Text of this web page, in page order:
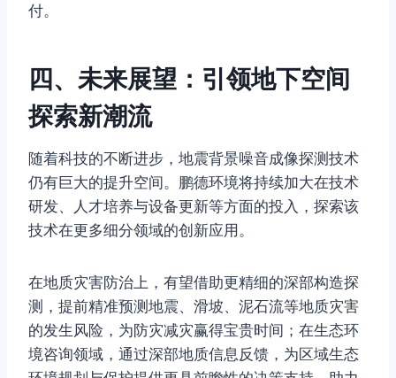
付。
四、未来展望：引领地下空间
探索新潮流
随着科技的不断进步，地震背景噪音成像探测技术
仍有巨大的提升空间。鹏德环境将持续加大在技术
研发、人才培养与设备更新等方面的投入，探索该
技术在更多细分领域的创新应用。
在地质灾害防治上，有望借助更精细的深部构造探
测，提前精准预测地震、滑坡、泥石流等地质灾害
的发生风险，为防灾减灾赢得宝贵时间；在生态环
境咨询领域，通过深部地质信息反馈，为区域生态